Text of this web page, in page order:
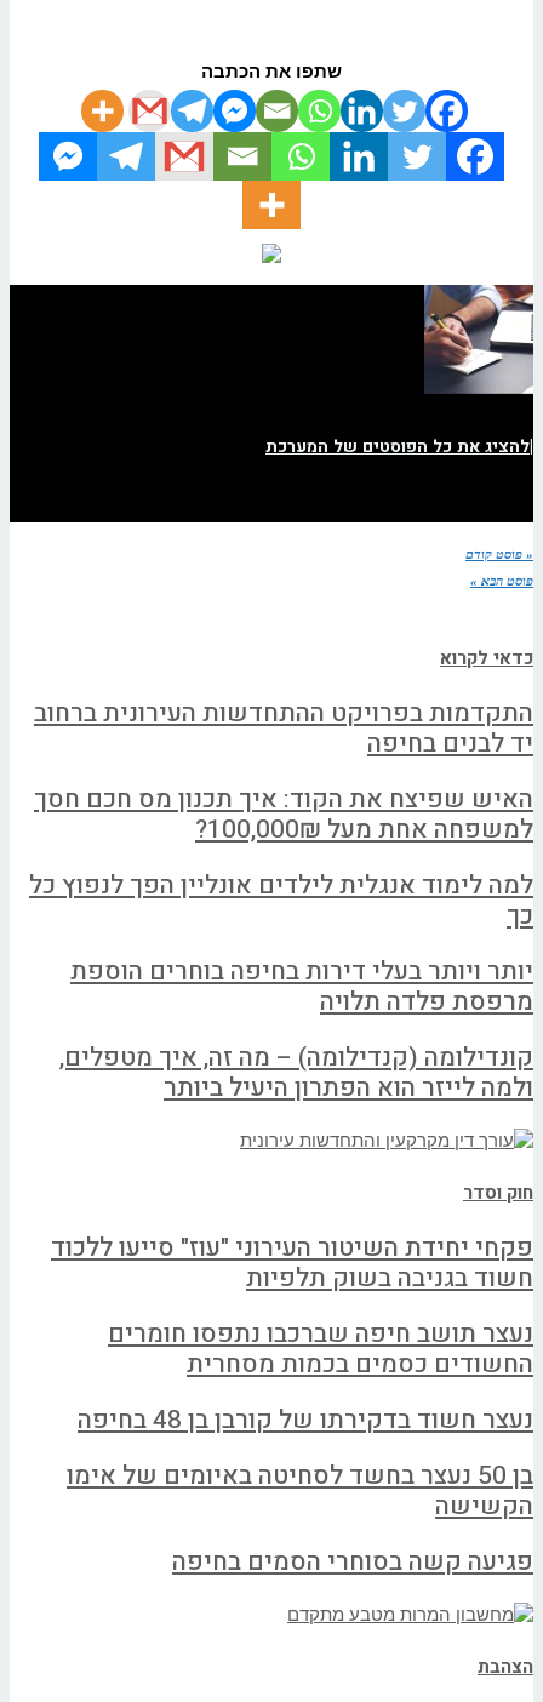
שתפו את הכתבה
|להציג את כל הפוסטים של המערכת
« פוסט קודם
פוסט הבא »
כדאי לקרוא
התקדמות בפרויקט ההתחדשות העירונית ברחוב
יד לבנים בחיפה
האיש שפיצח את הקוד: איך תכנון מס חכם חסך
למשפחה אחת מעל 100,000₪?
למה לימוד אנגלית לילדים אונליין הפך לנפוץ כל
כך
יותר ויותר בעלי דירות בחיפה בוחרים הוספת
מרפסת פלדה תלויה
קונדילומה (קנדילומה) – מה זה, איך מטפלים,
ולמה לייזר הוא הפתרון היעיל ביותר
חוק וסדר
פקחי יחידת השיטור העירוני "עוז" סייעו ללכוד
חשוד בגניבה בשוק תלפיות
נעצר תושב חיפה שברכבו נתפסו חומרים
החשודים כסמים בכמות מסחרית
נעצר חשוד בדקירתו של קורבן בן 48 בחיפה
בן 50 נעצר בחשד לסחיטה באיומים של אימו
הקשישה
פגיעה קשה בסוחרי הסמים בחיפה
הצהבת